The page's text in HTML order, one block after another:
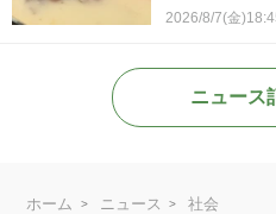
2026/8/7(金
ニュース
ホーム ニュース
社会